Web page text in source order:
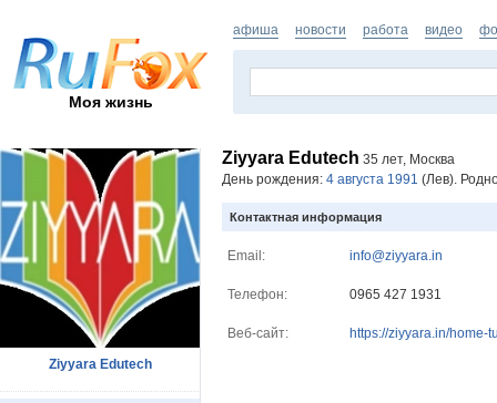
Моя жизнь
афиша новости работа видео
Ziyyara Edutech 35 лет, Москва
День рождения: 4 августа 1991 (Лев).
Контактная информация
Email: info@ziyyara.in
Телефон: 0965 427 1931
Веб-сайт:
https://ziyyara.in/home-
Ziyyara Edutech